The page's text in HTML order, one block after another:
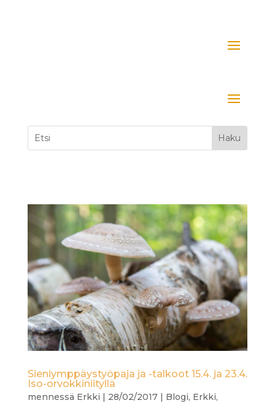
Sieniymppäystyöpaja ja -talkoot 15.4. ja 23.4.
Iso-orvokkiniityllä
mennessä Erkki | 28/02/2017| Blogi, Erkki,